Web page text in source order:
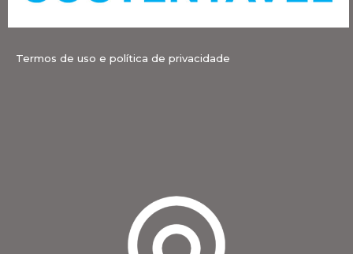
Termos de uso e política de privacidade